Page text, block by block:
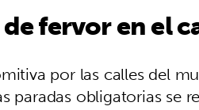
fervor en el
por las calles del
paradas obligatorias se